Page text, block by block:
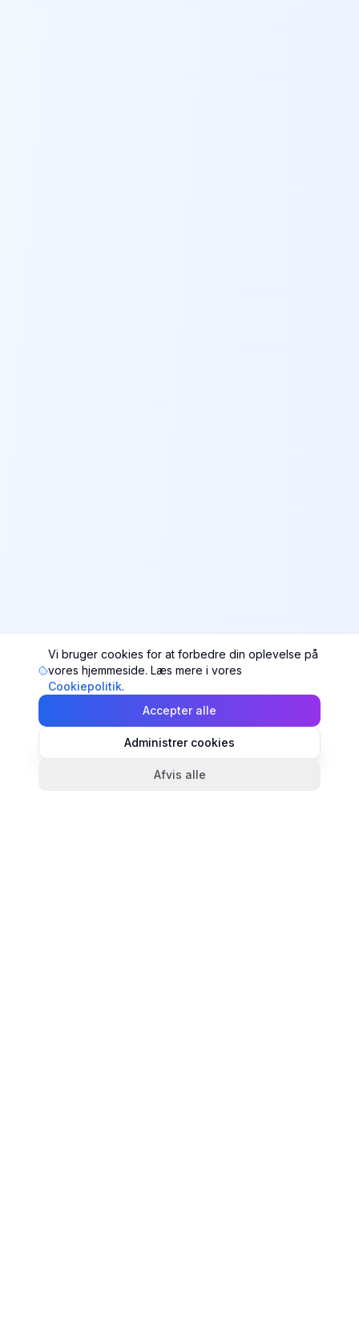
Vi bruger cookies for at forbedre din oplevelse på
vores hjemmeside. Læs mere i vores
Cookiepolitik.
Accepter alle
Administrer cookies
Afvis alle